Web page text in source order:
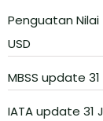
Penguatan
USD
MBSS update 31
IATA update 31